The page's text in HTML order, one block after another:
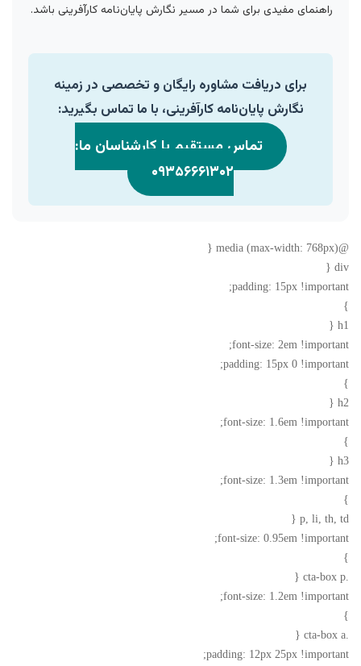
راهنمای مفیدی برای شما در مسیر نگارش پایان‌نامه کارآفرینی باشد.
برای دریافت مشاوره رایگان و تخصصی در زمینه
نگارش پایان‌نامه کارآفرینی، با ما تماس بگیرید:
تماس مستقیم با کارشناسان ما:
۰۹۳۵۶۶۶۱۳۰۲
@media (max-width: 768px) {
div {
padding: 15px !important;
}
h1 {
font-size: 2em !important;
padding: 15px 0 !important;
}
h2 {
font-size: 1.6em !important;
}
h3 {
font-size: 1.3em !important;
}
p, li, th, td {
font-size: 0.95em !important;
}
font-size: 1.2em !important;
}
padding: 12px 25px !important;